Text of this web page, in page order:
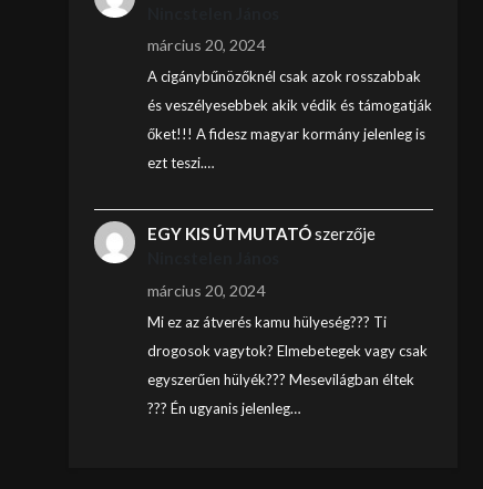
március 20, 2024
A cigánybűnözőknél csak azok rosszabbak
és veszélyesebbek akik védik és támogatják
őket!!! A fidesz magyar kormány jelenleg is
ezt teszi.…
EGY KIS ÚTMUTATÓszerzője
március 20, 2024
Mi ez az átverés kamu hülyeség??? Ti
drogosok vagytok? Elmebetegek vagy csak
egyszerűen hülyék??? Mesevilágban éltek
??? Én ugyanis jelenleg…